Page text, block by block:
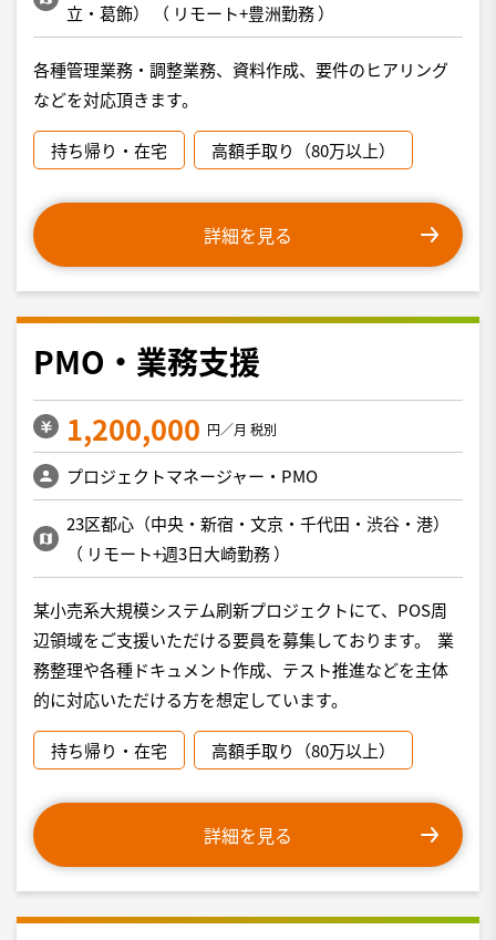
立・葛飾）
（ リモート+豊洲勤務）
各種管理業務・調整業務、資料作成、要件のヒアリング
などを対応頂きます。
持ち帰り・在宅 高額手取り（80万以上）
詳細を見る
PMO・業務支援
1,200,000 円／月 税別
プロジェクトマネージャー・PMO
23区都心（中央・新宿・文京・千代田・渋谷・港）
（ リモート+週3日大崎勤務）
某小売系大規模システム刷新プロジェクトにて、POS周
辺領域をご支援いただける要員を募集しております。 業
務整理や各種ドキュメント作成、テスト推進などを主体
的に対応いただける方を想定しています。
持ち帰り・在宅 高額手取り（80万以上）
詳細を見る